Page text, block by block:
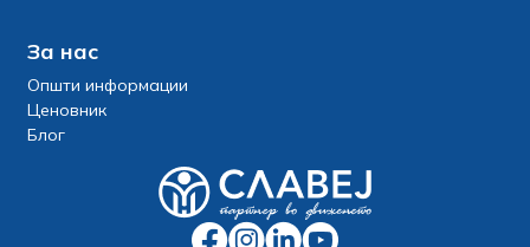
За нас
Општи информации
Ценовник
Блог